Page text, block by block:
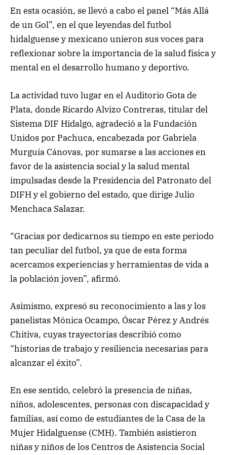
En esta ocasión, se llevó a cabo el panel “Más Allá
de un Gol”, en el que leyendas del futbol
hidalguense y mexicano unieron sus voces para
reflexionar sobre la importancia de la salud física y
mental en el desarrollo humano y deportivo.
La actividad tuvo lugar en el Auditorio Gota de
Plata, donde Ricardo Alvizo Contreras, titular del
Sistema DIF Hidalgo, agradeció a la Fundación
Unidos por Pachuca, encabezada por Gabriela
Murguía Cánovas, por sumarse a las acciones en
favor de la asistencia social y la salud mental
impulsadas desde la Presidencia del Patronato del
DIFH y el gobierno del estado, que dirige Julio
Menchaca Salazar.
“Gracias por dedicarnos su tiempo en este periodo
tan peculiar del futbol, ya que de esta forma
acercamos experiencias y herramientas de vida a
la población joven”, afirmó.
Asimismo, expresó su reconocimiento a las y los
panelistas Mónica Ocampo, Óscar Pérez y Andrés
Chitiva, cuyas trayectorias describió como
“historias de trabajo y resiliencia necesarias para
alcanzar el éxito”.
En ese sentido, celebró la presencia de niñas,
niños, adolescentes, personas con discapacidad y
familias, así como de estudiantes de la Casa de la
Mujer Hidalguense (CMH). También asistieron
niñas y niños de los Centros de Asistencia Social